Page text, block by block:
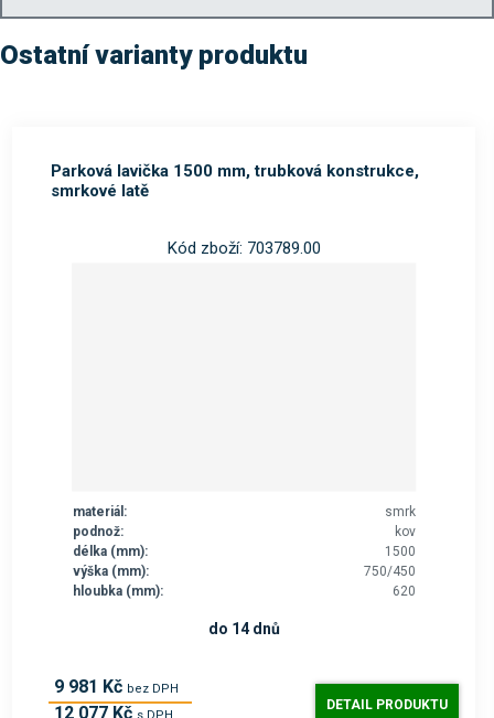
Ostatní varianty produktu
Parková lavička 1500 mm, trubková konstrukce,
smrkové latě
Kód zboží: 703789.00
materiál:
smrk
podnož:
kov
délka (mm):
1500
výška (mm):
750/450
hloubka (mm):
620
9 981 Kč bez DPH
12 077 Kč
do 14 dnů
DETAIL PRODUKTU